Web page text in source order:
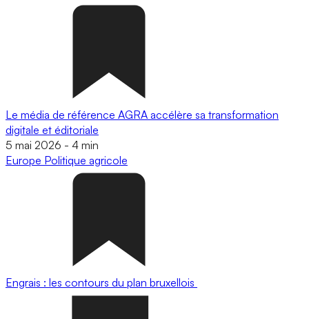
Le média de référence AGRA accélère sa transformation
digitale et éditoriale
5 mai 2026 - 4 min
Europe Politique agricole
Engrais : les contours du plan bruxellois